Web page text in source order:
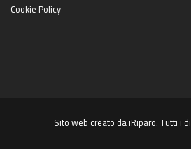
Cookie Policy
Sito web creato da iRiparo. Tutti i